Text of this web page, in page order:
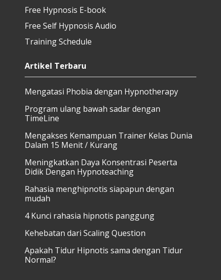
Free Hypnosis E-book
Free Self Hypnosis Audio
Training Schedule
Artikel Terbaru
Mengatasi Phobia dengan Hypnotherapy
Program ulang bawah sadar dengan
TimeLine
Mengakses Kemampuan Trainer Kelas Dunia
Dalam 15 Menit / Kurang
Meningkatkan Daya Konsentrasi Peserta
Didik Dengan Hypnoteaching
Rahasia menghipnotis siapapun dengan
mudah
4 Kunci rahasia hipnotis panggung
Kehebatan dari Scaling Question
Apakah Tidur Hipnotis sama dengan Tidur
Normal?